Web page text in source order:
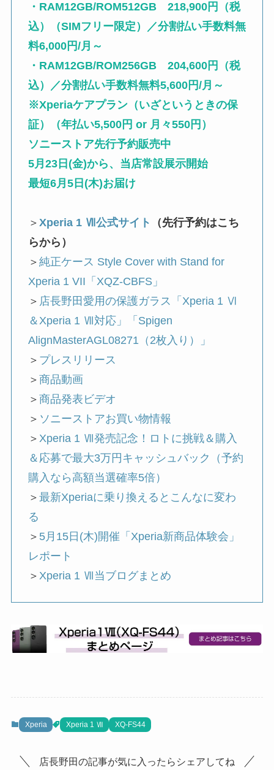
・RAM12GB/ROM512GB 218,900円（税
込）（SIMフリー限定）／分割払い手数料無
料6,000円/月～
・RAM12GB/ROM256GB 204,600円（税
込）／分割払い手数料無料5,600円/月～
※Xperiaケアプラン（いざというときの保
証）（年払い5,500円 or 月々550円）
ソニーストア先行予約販売中
5月23日(金)から、当店常設展示開始
最短6月5日(木)お届け
＞ Xperia 1 Ⅶ公式サイト
（先行予約はこち
らから）
＞ 純正ケース Style Cover with Stand for
Xperia 1 VII「XQZ-CBFS」
＞ 店長野田愛用の保護ガラス「Xperia 1 Ⅵ
＆Xperia 1 Ⅶ対応」「Spigen
AlignMasterAGL08271（2枚入り）」
＞ プレスリリース
＞ 商品動画
＞ 商品発表ビデオ
＞ ソニーストアお買い物情報
＞ Xperia 1 Ⅶ発売記念！ロトに挑戦＆購入
＆応募で最大3万円キャッシュバック（予約
購入なら高額当選確率5倍）
＞ 最新Xperiaに乗り換えるとこんなに変わ
る
＞ 5月15日(木)開催「Xperia新商品体験会」
レポート
＞ Xperia 1 Ⅶ当ブログまとめ
Xperia Xperia 1 Ⅶ XQ-FS44
店長野田の記事が気に入ったらシェアしてね